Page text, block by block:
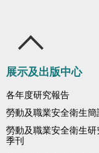
展示及出版中心
各年度研究報告
勞動及職業安全衛生簡
勞動及職業安全衛生研
季刊